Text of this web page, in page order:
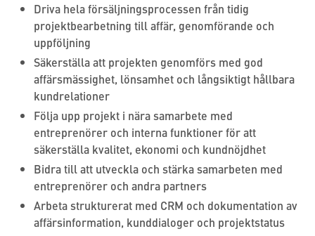
Driva hela försäljningsprocessen från tidig
projektbearbetning till affär, genomförande och
uppföljning
Säkerställa att projekten genomförs med god
affärsmässighet, lönsamhet och långsiktigt hållbara
kundrelationer
Följa upp projekt i nära samarbete med
entreprenörer och interna funktioner för att
säkerställa kvalitet, ekonomi och kundnöjdhet
Bidra till att utveckla och stärka samarbeten med
entreprenörer och andra partners
Arbeta strukturerat med CRM och dokumentation av
affärsinformation, kunddialoger och projektstatus